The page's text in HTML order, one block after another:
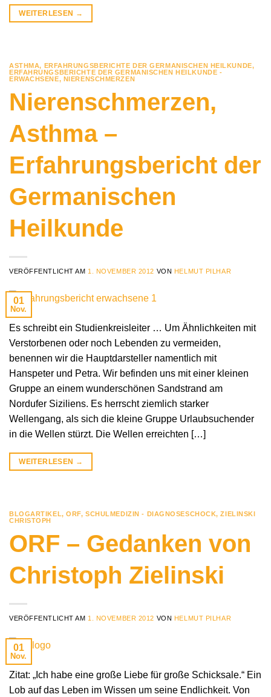
WEITERLESEN →
ASTHMA, ERFAHRUNGSBERICHTE DER GERMANISCHEN HEILKUNDE,
ERFAHRUNGSBERICHTE DER GERMANISCHEN HEILKUNDE -
ERWACHSENE, NIERENSCHMERZEN
Nierenschmerzen,
Asthma –
Erfahrungsbericht der
Germanischen
Heilkunde
VERÖFFENTLICHT AM 1. NOVEMBER 2012 VON HELMUT PILHAR
01
Nov.
Es schreibt ein Studienkreisleiter … Um Ähnlichkeiten mit
Verstorbenen oder noch Lebenden zu vermeiden,
benennen wir die Hauptdarsteller namentlich mit
Hanspeter und Petra. Wir befinden uns mit einer kleinen
Gruppe an einem wunderschönen Sandstrand am
Nordufer Siziliens. Es herrscht ziemlich starker
Wellengang, als sich die kleine Gruppe Urlaubsuchender
in die Wellen stürzt. Die Wellen erreichten […]
WEITERLESEN →
BLOGARTIKEL,ORF,SCHULMEDIZIN - DIAGNOSESCHOCK,ZIELINSKI
CHRISTOPH
ORF – Gedanken von
Christoph Zielinski
VERÖFFENTLICHT AM 1. NOVEMBER 2012 VON HELMUT PILHAR
01
Nov.
Zitat: „Ich habe eine große Liebe für große Schicksale.“ Ein
Lob auf das Leben im Wissen um seine Endlichkeit. Von